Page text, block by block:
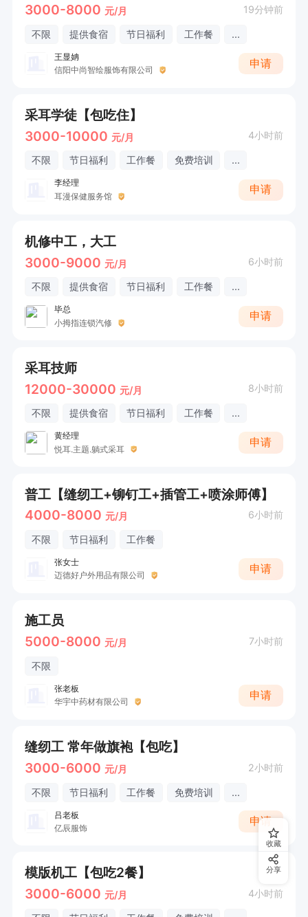
3000-8000 元/月 19分钟前
不限 提供食宿 节日福利 工作餐 ...
王显姌
信阳中尚智绘服饰有限公司
申请
采耳学徒【包吃住】
3000-10000 元/月 4小时前
不限 节日福利 工作餐 免费培训 ...
李经理
耳漫保健服务馆
申请
机修中工，大工
3000-9000 元/月 6小时前
不限 提供食宿 节日福利 工作餐 ...
毕总
小拇指连锁汽修
申请
采耳技师
12000-30000 元/月 8小时前
不限 提供食宿 节日福利 工作餐 ...
黄经理
悦耳.主题.躺式采耳
申请
普工【缝纫工+铆钉工+插管工+喷涂师傅】
4000-8000 元/月 6小时前
不限 节日福利 工作餐
张女士
迈德好户外用品有限公司
申请
施工员
5000-8000 元/月 7小时前
不限
张老板
华宇中药材有限公司
申请
缝纫工 常年做旗袍【包吃】
3000-6000 元/月 2小时前
不限 节日福利 工作餐 免费培训 ...
吕老板
亿辰服饰
申请
模版机工【包吃2餐】
3000-6000 元/月 4小时前
收藏
分享